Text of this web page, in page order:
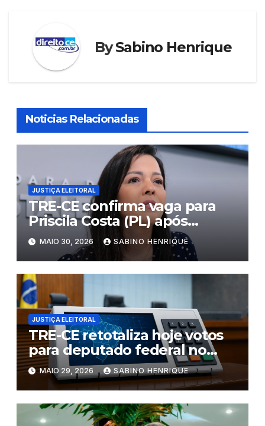
BySabino Henrique
Noticias Relacionadas
JUSTIÇA ELEITORAL
TRE-CE confirma vaga para
Priscila Costa (PL) após
recontagem de votos das
Eleições 2022.
MAIO 30, 2026 SABINO HENRIQUE
JUSTIÇA ELEITORAL
TRE-CE retotaliza hoje votos
para deputado federal no
Ceará
MAIO 29, 2026 SABINO HENRIQUE